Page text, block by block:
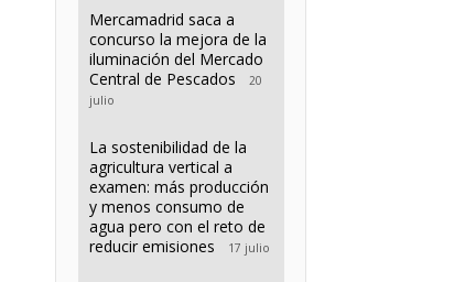
Mercamadrid saca a
concurso la mejora de la
iluminación del Mercado
Central de Pescados
20
julio
La sostenibilidad de la
agricultura vertical a
examen: más producción
y menos consumo de
agua pero con el reto de
reducir emisiones
17 julio